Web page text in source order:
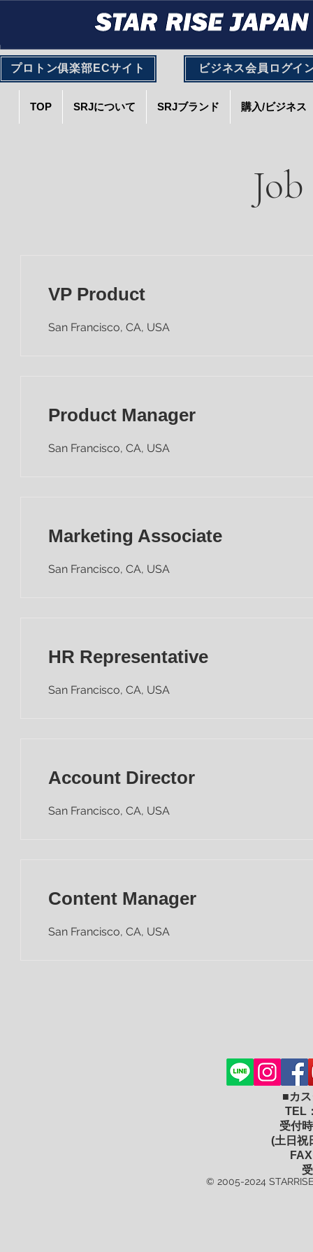
プロトン俱楽部ECサイト ビジネス会員ログイ
TOP SRJについて SRJブランド 購入/ビジネス
VP Product
San Francisco, CA, USA
Product Manager
San Francisco, CA, USA
Marketing Associate
San Francisco, CA, USA
HR Representative
San Francisco, CA, USA
Account Director
San Francisco, CA, USA
Content Manager
San Francisco, CA, USA
© 2005-2024
■カ
TEL
受付
(土日祝
受